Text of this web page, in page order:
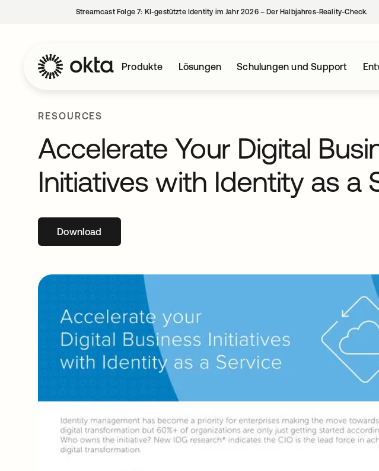
Streamcast Folge 7: KI-gestützte Identity im Jahr 2026 – Der Halbjahres-Reality-Check.
Produkte Lösungen Schulungen und Support
RESOURCES
Accelerate Your Digital
Initiatives with Identity as a
Download